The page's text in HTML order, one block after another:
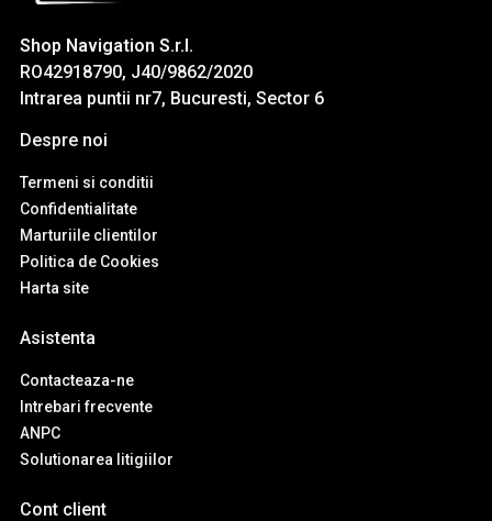
Shop Navigation S.r.l.
RO42918790, J40/9862/2020
Intrarea puntii nr7, Bucuresti, Sector 6
Despre noi
Termeni si conditii
Confidentialitate
Marturiile clientilor
Politica de Cookies
Harta site
Asistenta
Contacteaza-ne
Intrebari frecvente
ANPC
Solutionarea litigiilor
Cont client